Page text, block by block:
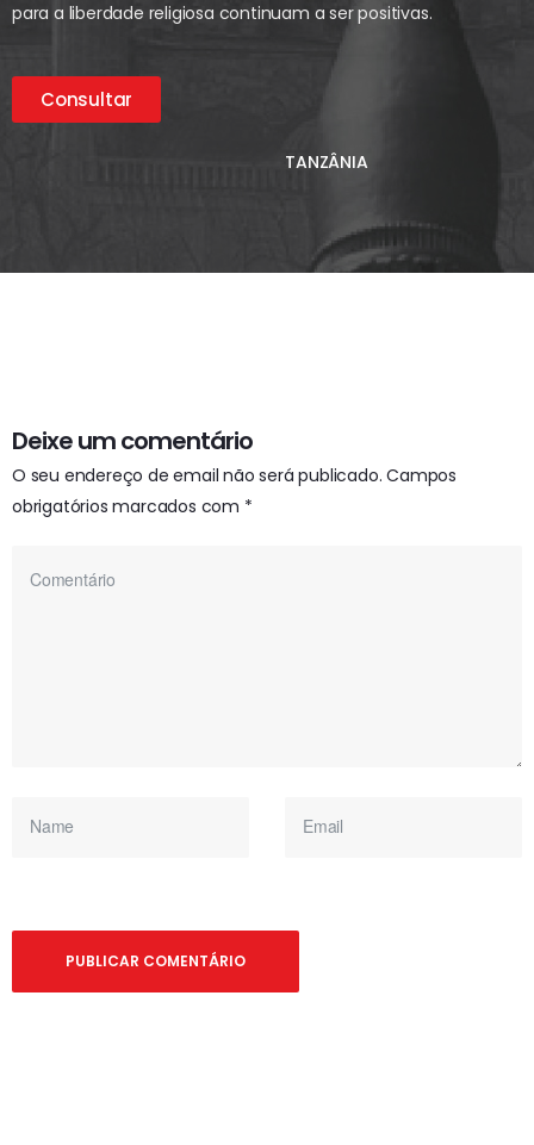
para a liberdade religiosa continuam a ser positivas.
Consultar
TANZÂNIA
Deixe um comentário
O seu endereço de email não será publicado. Campos
obrigatórios marcados com *